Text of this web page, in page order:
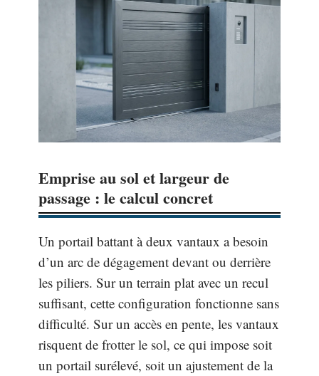
Emprise au sol et largeur de
passage : le calcul concret
Un portail battant à deux vantaux a besoin
d’un arc de dégagement devant ou derrière
les piliers. Sur un terrain plat avec un recul
suffisant, cette configuration fonctionne sans
difficulté. Sur un accès en pente, les vantaux
risquent de frotter le sol, ce qui impose soit
un portail surélevé, soit un ajustement de la